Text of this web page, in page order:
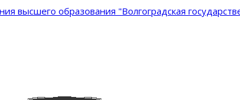
высшего образования "Волгоградская